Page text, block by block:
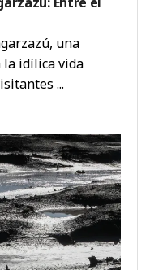
una
la idílica vida
...